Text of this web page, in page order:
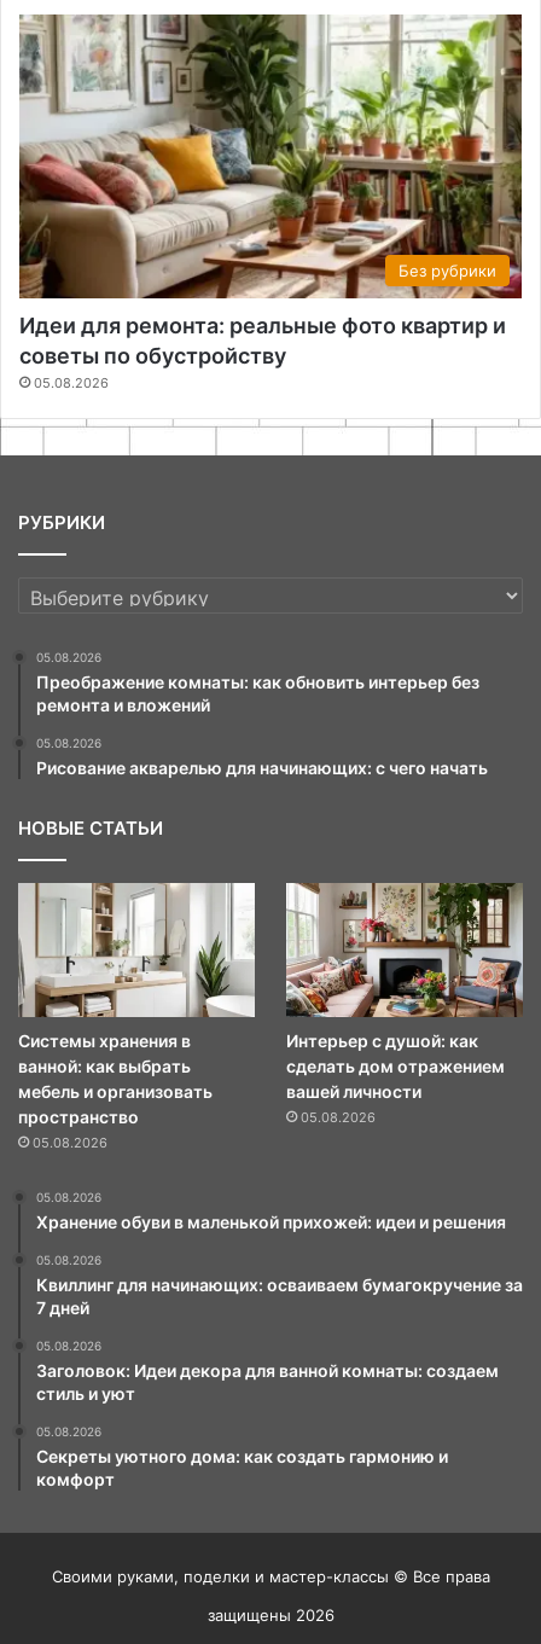
Без рубрики
Идеи для ремонта: реальные фото квартир и
советы по обустройству
05.08.2026
РУБРИКИ
РУБРИКИ
05.08.2026
Преображение комнаты: как обновить интерьер без
ремонта и вложений
05.08.2026
Рисование акварелью для начинающих: с чего начать
НОВЫЕ СТАТЬИ
Системы хранения в
ванной: как выбрать
мебель и организовать
пространство
05.08.2026
Интерьер с душой: как
сделать дом отражением
вашей личности
05.08.2026
05.08.2026
Хранение обуви в маленькой прихожей: идеи и решения
05.08.2026
Квиллинг для начинающих: осваиваем бумагокручение за
7 дней
05.08.2026
Заголовок: Идеи декора для ванной комнаты: создаем
стиль и уют
05.08.2026
Секреты уютного дома: как создать гармонию и
комфорт
Своими руками, поделки и мастер-классы © Все права
защищены 2026